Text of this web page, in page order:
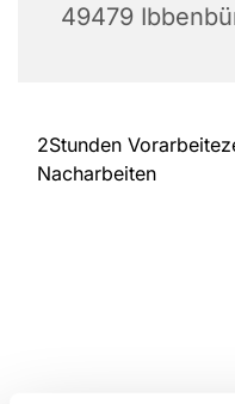
49479
2Stunden
Nacharbeiten